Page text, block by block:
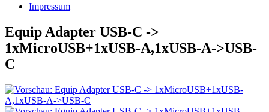
Impressum
Equip Adapter USB-C ->
1xMicroUSB+1xUSB-A,1xUSB-A->USB-
C